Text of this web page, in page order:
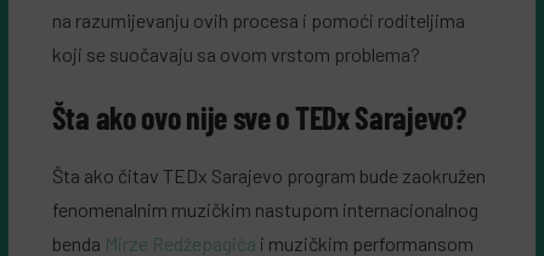
na razumijevanju ovih procesa i pomoći roditeljima
koji se suočavaju sa ovom vrstom problema?
Šta ako ovo nije sve o TEDx Sarajevo?
Šta ako čitav TEDx Sarajevo program bude zaokružen
fenomenalnim muzičkim nastupom internacionalnog
benda Mirze Redžepagića i muzičkim performansom